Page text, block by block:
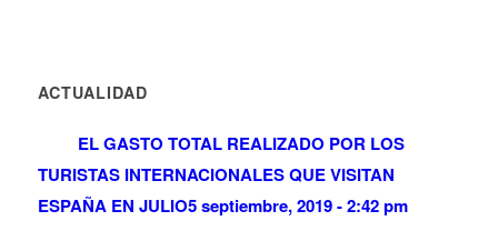
ACTUALIDAD
EL GASTO TOTAL REALIZADO POR LOS
TURISTAS INTERNACIONALES QUE VISITAN
ESPAÑA EN JULIO5 septiembre, 2019 - 2:42 pm